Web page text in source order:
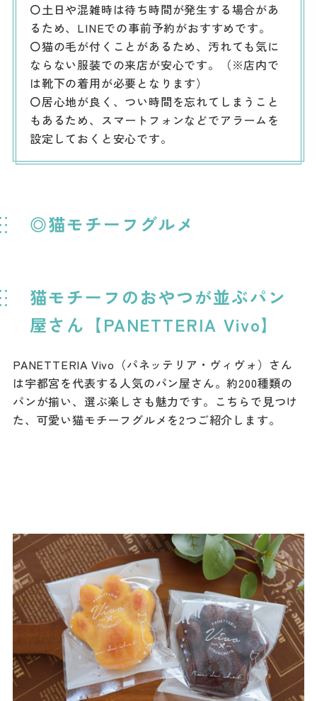
〇土日や混雑時は待ち時間が発生する場合があ
るため、LINEでの事前予約がおすすめです。
〇猫の毛が付くことがあるため、汚れても気に
ならない服装での来店が安心です。（※店内で
は靴下の着用が必要となります）
〇居心地が良く、つい時間を忘れてしまうこと
もあるため、スマートフォンなどでアラームを
設定しておくと安心です。
◎猫モチーフグルメ
猫モチーフのおやつが並ぶパン
屋さん【PANETTERIA Vivo】
PANETTERIA Vivo（パネッテリア・ヴィヴォ）さん
は宇都宮を代表する人気のパン屋さん。約200種類の
パンが揃い、選ぶ楽しさも魅力です。こちらで見つけ
た、可愛い猫モチーフグルメを2つご紹介します。